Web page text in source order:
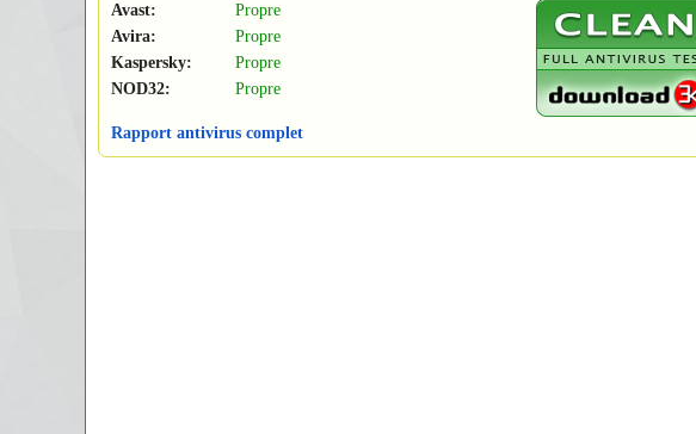
Avast:
Propre
Avira:
Propre
Kaspersky:
Propre
NOD32:
Propre
Rapport antivirus complet